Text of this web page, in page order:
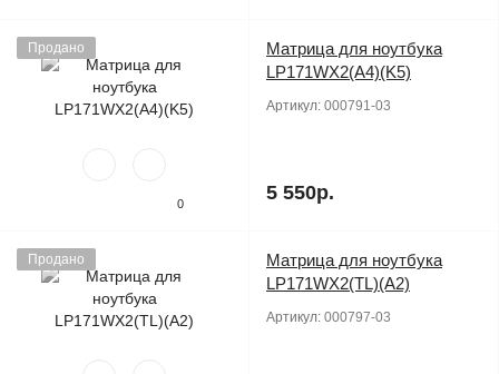
Продано
0
Матрица для ноутбука
LP171WX2(A4)(K5)
Артикул: 000791-03
5 550р.
Продано
Матрица для ноутбука
LP171WX2(TL)(A2)
Артикул: 000797-03